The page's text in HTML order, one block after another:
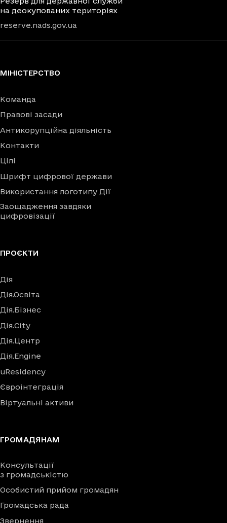
на деокупованих територіях
reserve.nads.gov.ua
МІНІСТЕРСТВО
Команда
Правові засади
Антикорупційна діяльність
Контакти
Цілі
Шрифт цифрової держави
Використання логотипу Дії
Заощадження завдяки
цифровізації
ПРОЄКТИ
Дія
Дія.Освіта
Дія.Бізнес
Дія.City
Дія.Центр
Дія.Engine
uResidency
Євроінтеграція
Віртуальні активи
ГРОМАДЯНАМ
Консультації
з громадськістю
Особистий прийом громадян
Громадська рада
Звернення